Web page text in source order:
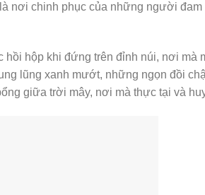
nơi chinh phục của những người đam
hộp khi đứng trên đỉnh núi, nơi mà
lũng xanh mướt, những ngọn đồi
giữa trời mây, nơi mà thực tại và